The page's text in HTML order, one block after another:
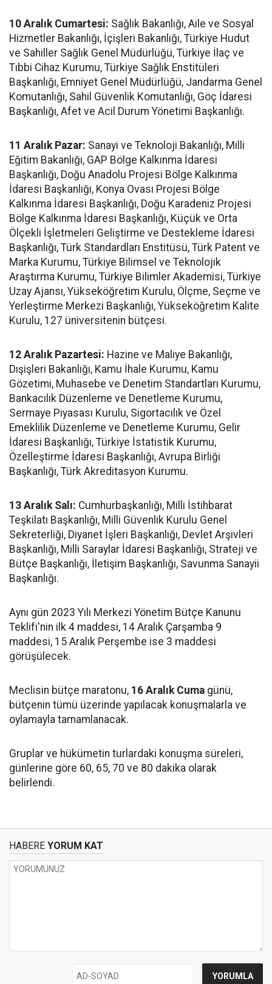
10 Aralık Cumartesi: Sağlık Bakanlığı, Aile ve Sosyal
Hizmetler Bakanlığı, İçişleri Bakanlığı, Türkiye Hudut
ve Sahiller Sağlık Genel Müdürlüğü, Türkiye İlaç ve
Tıbbi Cihaz Kurumu, Türkiye Sağlık Enstitüleri
Başkanlığı, Emniyet Genel Müdürlüğü, Jandarma Genel
Komutanlığı, Sahil Güvenlik Komutanlığı, Göç İdaresi
Başkanlığı, Afet ve Acil Durum Yönetimi Başkanlığı.
11 Aralık Pazar: Sanayi ve Teknoloji Bakanlığı, Milli
Eğitim Bakanlığı, GAP Bölge Kalkınma İdaresi
Başkanlığı, Doğu Anadolu Projesi Bölge Kalkınma
İdaresi Başkanlığı, Konya Ovası Projesi Bölge
Kalkınma İdaresi Başkanlığı, Doğu Karadeniz Projesi
Bölge Kalkınma İdaresi Başkanlığı, Küçük ve Orta
Ölçekli İşletmeleri Geliştirme ve Destekleme İdaresi
Başkanlığı, Türk Standardları Enstitüsü, Türk Patent ve
Marka Kurumu, Türkiye Bilimsel ve Teknolojik
Araştırma Kurumu, Türkiye Bilimler Akademisi, Türkiye
Uzay Ajansı, Yükseköğretim Kurulu, Ölçme, Seçme ve
Yerleştirme Merkezi Başkanlığı, Yükseköğretim Kalite
Kurulu, 127 üniversitenin bütçesi.
12 Aralık Pazartesi: Hazine ve Maliye Bakanlığı,
Dışişleri Bakanlığı, Kamu İhale Kurumu, Kamu
Gözetimi, Muhasebe ve Denetim Standartları Kurumu,
Bankacılık Düzenleme ve Denetleme Kurumu,
Sermaye Piyasası Kurulu, Sigortacılık ve Özel
Emeklilik Düzenleme ve Denetleme Kurumu, Gelir
İdaresi Başkanlığı, Türkiye İstatistik Kurumu,
Özelleştirme İdaresi Başkanlığı, Avrupa Birliği
Başkanlığı, Türk Akreditasyon Kurumu.
13 Aralık Salı: Cumhurbaşkanlığı, Milli İstihbarat
Teşkilatı Başkanlığı, Milli Güvenlik Kurulu Genel
Sekreterliği, Diyanet İşleri Başkanlığı, Devlet Arşivleri
Başkanlığı, Milli Saraylar İdaresi Başkanlığı, Strateji ve
Bütçe Başkanlığı, İletişim Başkanlığı, Savunma Sanayii
Başkanlığı.
Aynı gün 2023 Yılı Merkezi Yönetim Bütçe Kanunu
Teklifi'nin ilk 4 maddesi, 14 Aralık Çarşamba 9
maddesi, 15 Aralık Perşembe ise 3 maddesi
görüşülecek.
Meclisin bütçe maratonu, 16 Aralık Cuma günü,
bütçenin tümü üzerinde yapılacak konuşmalarla ve
oylamayla tamamlanacak.
Gruplar ve hükümetin turlardaki konuşma süreleri,
günlerine göre 60, 65, 70 ve 80 dakika olarak
belirlendi.
HABERE YORUM KAT